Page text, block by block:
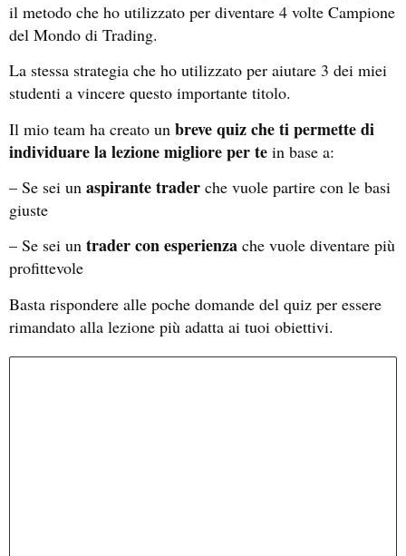
il metodo che ho utilizzato per diventare 4 volte Campione
del Mondo di Trading.
La stessa strategia che ho utilizzato per aiutare 3 dei miei
studenti a vincere questo importante titolo.
Il mio team ha creato un breve quiz che ti permette di
individuare la lezione migliore per te in base a:
– Se sei un aspirante trader che vuole partire con le basi
giuste
– Se sei un trader con esperienza che vuole diventare più
profittevole
Basta rispondere alle poche domande del quiz per essere
rimandato alla lezione più adatta ai tuoi obiettivi.